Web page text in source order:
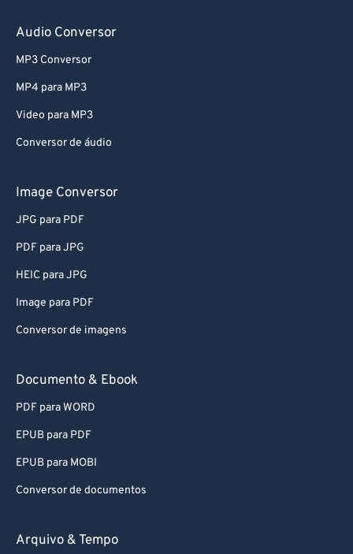
Audio Conversor
MP3 Conversor
MP4 para MP3
Video para MP3
Conversor de áudio
Image Conversor
JPG para PDF
PDF para JPG
HEIC para JPG
Image para PDF
Conversor de imagens
Documento & Ebook
PDF para WORD
EPUB para PDF
EPUB para MOBI
Conversor de documentos
Arquivo & Tempo